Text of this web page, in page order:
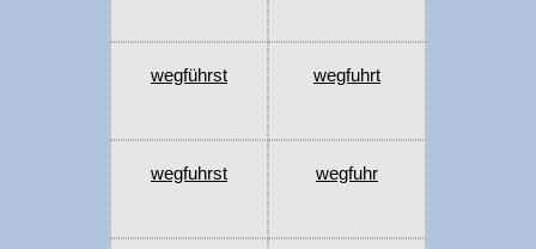
wegführst wegfuhrt
wegfuhrst wegfuhr